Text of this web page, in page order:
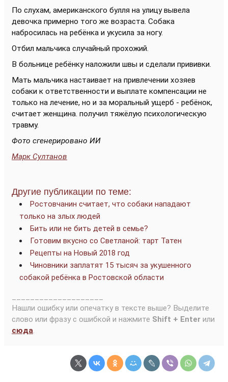
По слухам, американского булля на улицу вывела
девочка примерно того же возраста. Собака
набросилась на ребёнка и укусила за ногу.
Отбил мальчика случайный прохожий.
В больнице ребёнку наложили швы и сделали прививки.
Мать мальчика настаивает на привлечении хозяев
собаки к ответственности и выплате компенсации не
только на лечение, но и за моральный ущерб - ребёнок,
считает женщина. получил тяжёлую психологическую
травму.
Фото сгенерировано ИИ
Марк Султанов
Другие публикации по теме:
Ростовчанин считает, что собаки нападают
только на злых людей
Бить или не бить детей в семье?
Готовим вкусно со Светланой: тарт Татен
Рецепты на Новый 2018 год
Чиновники заплатят 15 тысяч за укушенного
собакой ребёнка в Ростовской области
Нашли ошибку или опечатку в тексте выше? Выделите
слово или фразу с ошибкой и нажмите Shift + Enter или
сюда.